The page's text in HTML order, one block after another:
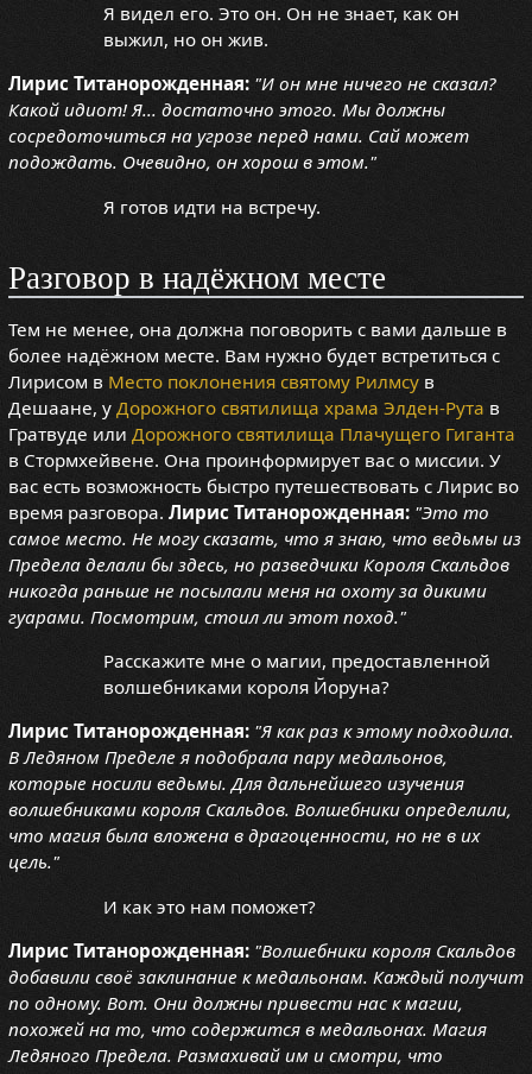
Я видел его. Это он. Он не знает, как он
выжил, но он жив.
Лирис Титанорожденная: "И он мне ничего не сказал?
Какой идиот! Я... достаточно этого. Мы должны
сосредоточиться на угрозе перед нами. Сай может
подождать. Очевидно, он хорош в этом."
Я готов идти на встречу.
Разговор в надёжном месте
Тем не менее, она должна поговорить с вами дальше в
более надёжном месте. Вам нужно будет встретиться с
Лирисом в Место поклонения святому Рилмсув
Дешаане, у Дорожного святилища храма Элден-Рута в
Гратвуде или Дорожного святилища Плачущего Гиганта
в Стормхейвене. Она проинформирует вас о миссии. У
вас есть возможность быстро путешествовать с Лирис во
время разговора. Лирис Титанорожденная: "Это то
самое место. Не могу сказать, что я знаю, что ведьмы из
Предела делали бы здесь, но разведчики Короля Скальдов
никогда раньше не посылали меня на охоту за дикими
гуарами. Посмотрим, стоил ли этот поход."
Расскажите мне о магии, предоставленной
волшебниками короля Йоруна?
Лирис Титанорожденная: "Я как раз к этому подходила.
В Ледяном Пределе я подобрала пару медальонов,
которые носили ведьмы. Для дальнейшего изучения
волшебниками короля Скальдов. Волшебники определили,
что магия была вложена в драгоценности, но не в их
цель."
И как это нам поможет?
Лирис Титанорожденная: "Волшебники короля Скальдов
добавили своё заклинание к медальонам. Каждый получит
по одному. Вот. Они должны привести нас к магии,
похожей на то, что содержится в медальонах. Магия
Ледяного Предела. Размахивай им и смотри, что